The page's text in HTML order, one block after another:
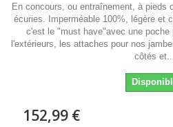
En concours, ou entraînement, à pieds
écuries. Imperméable 100%, légère et
c'est le "must have"avec une poche
l'extérieurs, les attaches pour nos
côtés
152,99 €